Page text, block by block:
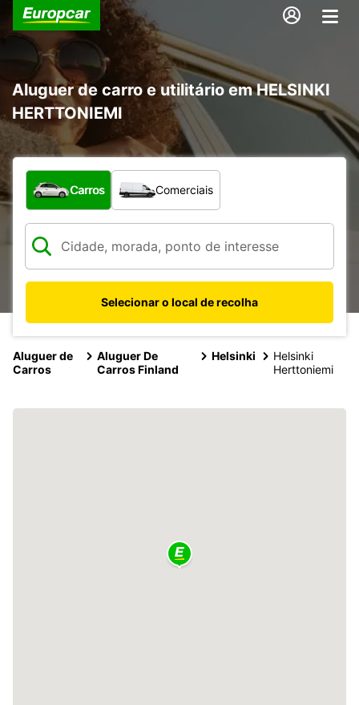
Aluguer de carro e utilitário em HELSINKI
HERTTONIEMI
Que tipo de veículo pretende?
Carros Comerciais
Selecionar o local de recolha
Aluguer de
Carros
Aluguer De
Carros Finland
Helsinki
Helsinki
Herttoniemi